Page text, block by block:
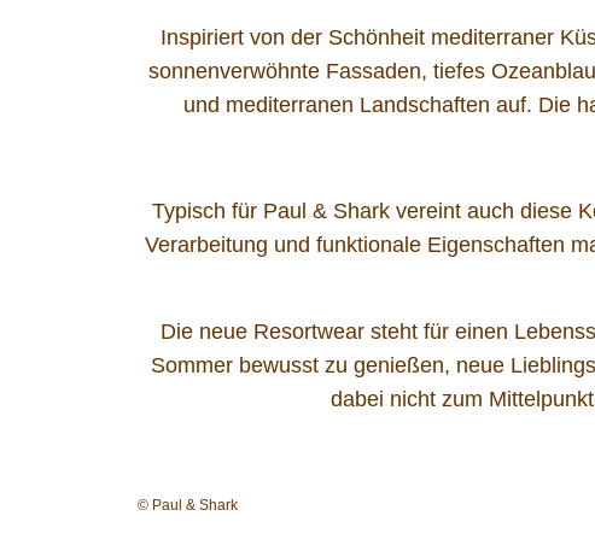
Inspiriert von der Schönheit mediterraner
sonnenverwöhnte Fassaden, tiefes
und mediterranen Landschaften auf. Die
Typisch für Paul & Shark vereint auch diese
Verarbeitung und funktionale Eigenschaften
Die neue Resortwear steht für einen
Sommer bewusst zu genießen, neue
dabei nicht zum
© Paul & Shark